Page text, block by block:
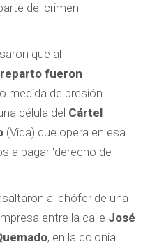
del crimen
que al
fueron
medida de presión
célula del Cártel
(Vida) que opera en esa
a pagar ‘derecho de
al chófer de una
entre la calle José
, en la colonia